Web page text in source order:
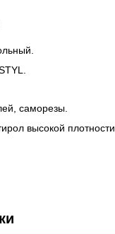
саморезы.
высокой плотности.